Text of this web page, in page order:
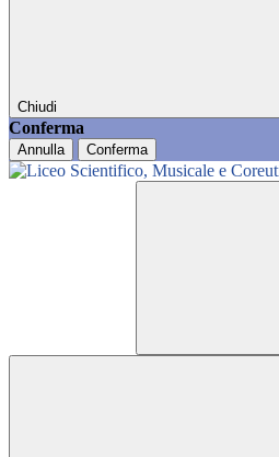
Chiudi
Conferma
Annulla Conferma